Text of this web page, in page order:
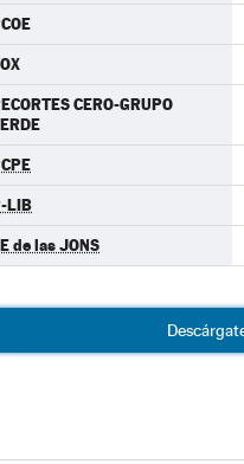
CERO-GRUPO
LIB
de las JONS